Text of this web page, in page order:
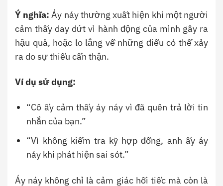
Ý nghĩa: Áy náy thường xuất hiện khi một người
cảm thấy day dứt vì hành động của mình gây ra
hậu quả, hoặc lo lắng về những điều có thể xảy
ra do sự thiếu cẩn thận.
Ví dụ sử dụng:
“Cô ấy cảm thấy áy náy vì đã quên trả lời tin
nhắn của bạn.”
“Vì không kiểm tra kỹ hợp đồng, anh ấy áy
náy khi phát hiện sai sót.”
Áy náy không chỉ là cảm giác hối tiếc mà còn là